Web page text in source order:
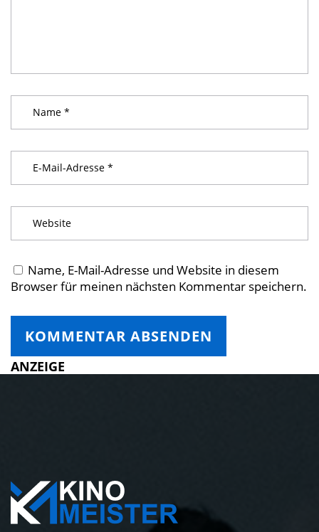
Name, E-Mail-Adresse und Website in diesem
Browser für meinen nächsten Kommentar speichern.
ANZEIGE